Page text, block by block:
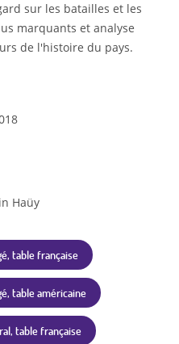
sur les batailles et les
marquants et analyse
de l'histoire du pays.
Haüy
table française
table américaine
table française